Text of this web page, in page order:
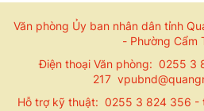
Văn phòng Ủy ban nhân dân tỉnh
- Phường Cẩm
Điện thoại Văn phòng: 0255 3
217
Hỗ trợ kỹ thuật: 0255 3 824 356 -